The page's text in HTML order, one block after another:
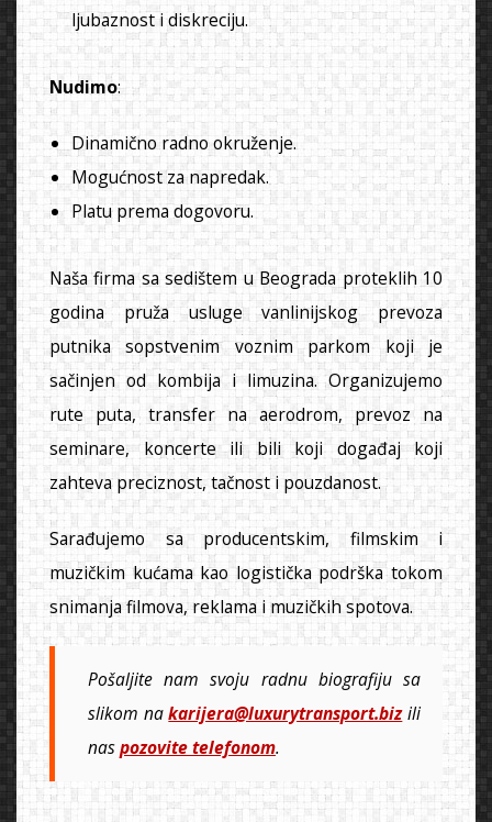
ljubaznost i diskreciju.
Nudimo:
Dinamično radno okruženje.
Mogućnost za napredak.
Platu prema dogovoru.
Naša firma sa sedištem u Beograda proteklih 10
godina pruža usluge vanlinijskog prevoza
putnika sopstvenim voznim parkom koji je
sačinjen od kombija i limuzina. Organizujemo
rute puta, transfer na aerodrom, prevoz na
seminare, koncerte ili bili koji događaj koji
zahteva preciznost, tačnost i pouzdanost.
Sarađujemo sa producentskim, filmskim i
muzičkim kućama kao logistička podrška tokom
snimanja filmova, reklama i muzičkih spotova.
Pošaljite nam svoju radnu biografiju sa
slikom nakarijera@luxurytransport.bizili
naspozovite telefonom.